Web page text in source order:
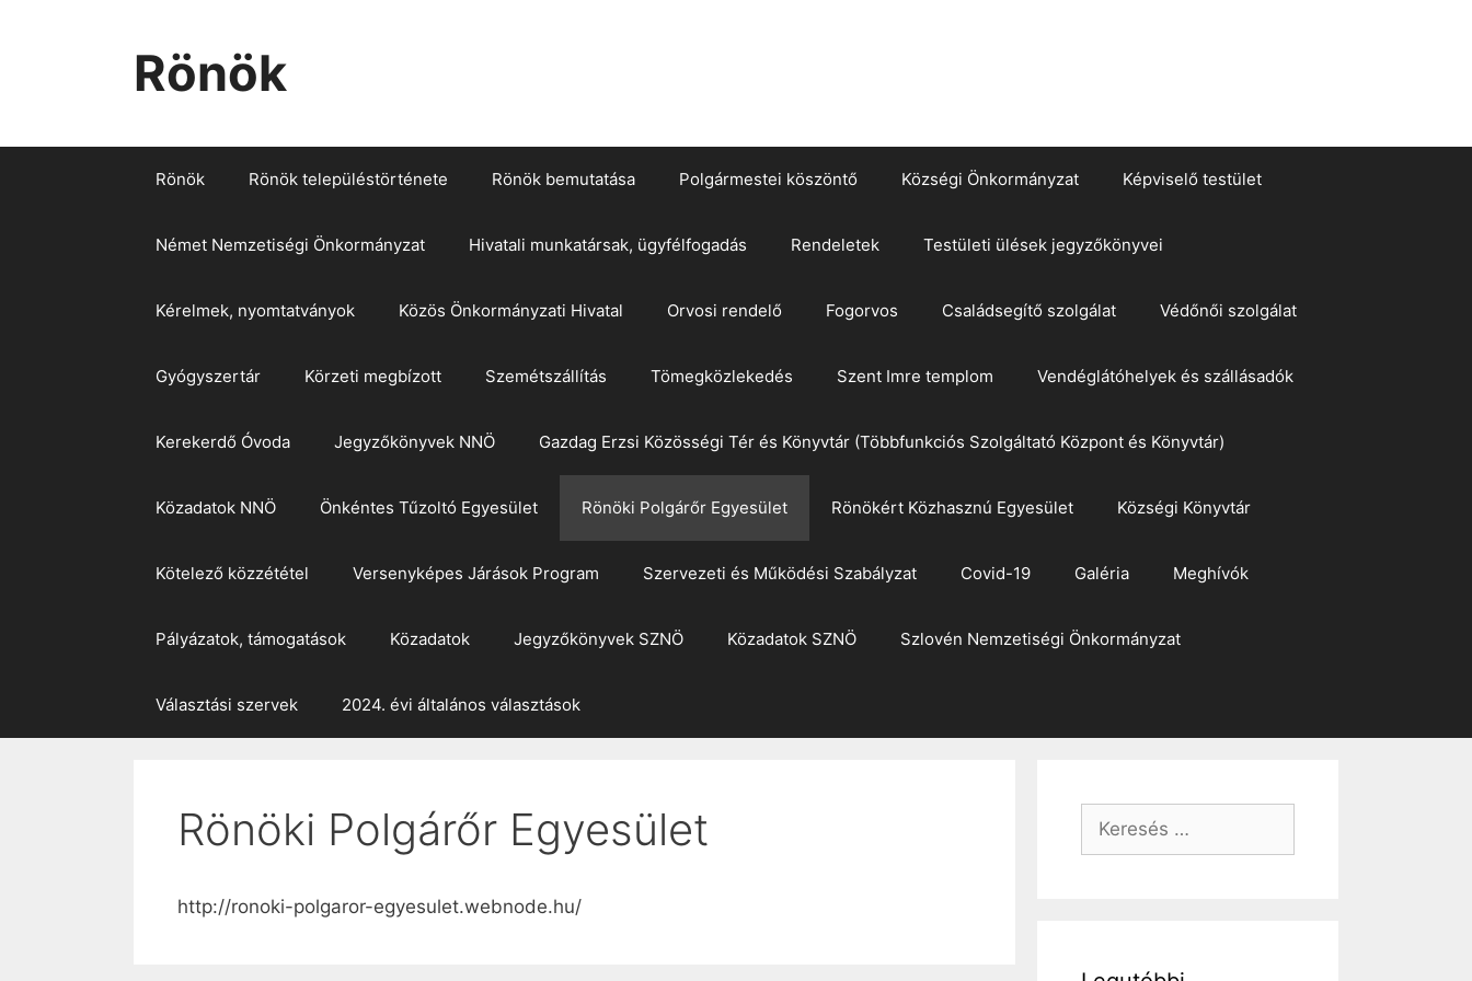
Rönök
Rönök Rönök településtörténete Rönök bemutatása Polgármestei köszöntő Községi Önkormányzat Képviselő testület
Német Nemzetiségi Önkormányzat Hivatali munkatársak, ügyfélfogadás Rendeletek Testületi ülések jegyzőkönyvei
Kérelmek, nyomtatványok Közös Önkormányzati Hivatal Orvosi rendelő Fogorvos Családsegítő szolgálat Védőnői szolgálat
Gyógyszertár Körzeti megbízott Szemétszállítás Tömegközlekedés Szent Imre templom Vendéglátóhelyek és szállásadók
Kerekerdő Óvoda Jegyzőkönyvek NNÖ Gazdag Erzsi Közösségi Tér és Könyvtár (Többfunkciós Szolgáltató Központ és Könyvtár)
Közadatok NNÖ Önkéntes Tűzoltó Egyesület Rönöki Polgárőr Egyesület Rönökért Közhasznú Egyesület Községi Könyvtár
Kötelező közzététel Versenyképes Járások Program Szervezeti és Működési Szabályzat Covid-19 Galéria Meghívók
Pályázatok, támogatások Közadatok Jegyzőkönyvek SZNÖ Közadatok SZNÖ Szlovén Nemzetiségi Önkormányzat
Választási szervek 2024. évi általános választások
Rönöki Polgárőr Egyesület
http://ronoki-polgaror-egyesulet.webnode.hu/
Keresés: